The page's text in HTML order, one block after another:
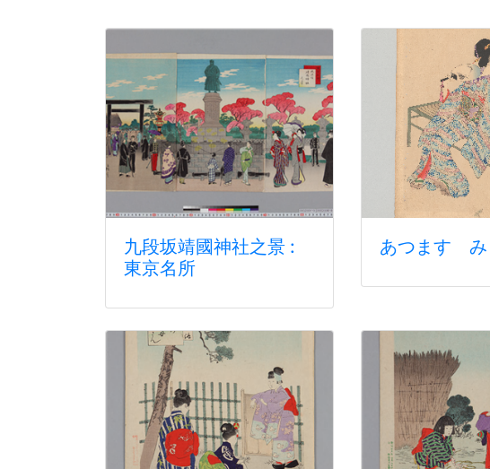
九段坂靖國神社之景 :
東京名所
あつますゝみ